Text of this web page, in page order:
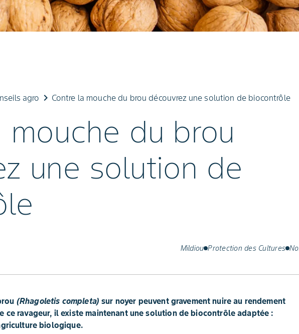
agro keyboard_arrow_right Contre la mouche du brou découvrez une solution de biocontrôle
mouche du brou
une solution de
Mildiou Protection des Cultures
(Rhagoletis completa) sur noyer peuvent gravement nuire au rendement
ce ravageur, il existe maintenant une solution de biocontrôle adaptée :
biologique.